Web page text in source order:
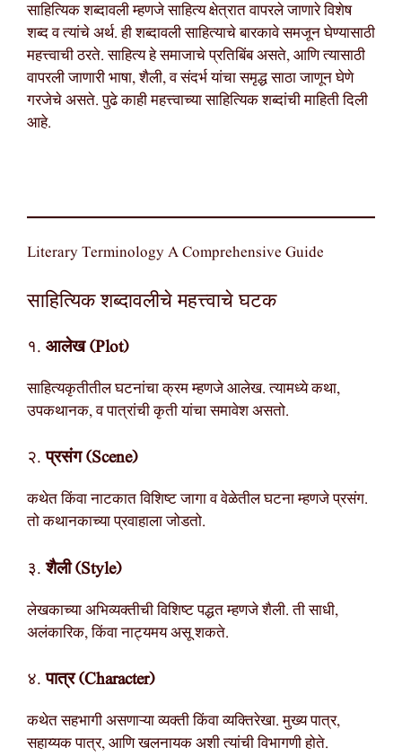
साहित्यिक शब्दावली म्हणजे साहित्य क्षेत्रात वापरले जाणारे विशेष
शब्द व त्यांचे अर्थ. ही शब्दावली साहित्याचे बारकावे समजून घेण्यासाठी
महत्त्वाची ठरते. साहित्य हे समाजाचे प्रतिबिंब असते, आणि त्यासाठी
वापरली जाणारी भाषा, शैली, व संदर्भ यांचा समृद्ध साठा जाणून घेणे
गरजेचे असते. पुढे काही महत्त्वाच्या साहित्यिक शब्दांची माहिती दिली
आहे.
Literary Terminology A Comprehensive Guide
साहित्यिक शब्दावलीचे महत्त्वाचे घटक
१. आलेख (Plot)
साहित्यकृतीतील घटनांचा क्रम म्हणजे आलेख. त्यामध्ये कथा,
उपकथानक, व पात्रांची कृती यांचा समावेश असतो.
२.प्रसंग (Scene)
कथेत किंवा नाटकात विशिष्ट जागा व वेळेतील घटना म्हणजे प्रसंग.
तो कथानकाच्या प्रवाहाला जोडतो.
३.शैली (Style)
लेखकाच्या अभिव्यक्तीची विशिष्ट पद्धत म्हणजे शैली. ती साधी,
अलंकारिक, किंवा नाट्यमय असू शकते.
४.पात्र (Character)
कथेत सहभागी असणाऱ्या व्यक्ती किंवा व्यक्तिरेखा. मुख्य पात्र,
सहाय्यक पात्र, आणि खलनायक अशी त्यांची विभागणी होते.